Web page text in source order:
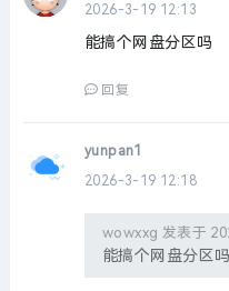
2026-3-19 12:13
能搞个网盘分区吗
回复
yunpan1
2026-3-19 12:18
wowxxg 发表于
能搞个网盘分区吗